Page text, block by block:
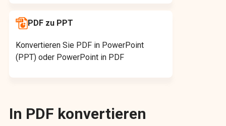
PDF zu PPT
Konvertieren Sie PDF in PowerPoint
(PPT) oder PowerPoint in PDF
In PDF konvertieren